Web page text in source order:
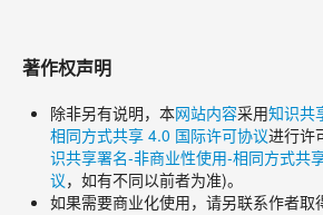
著作权声明
除非另有说明，本网站内容采用知识共
相同方式共享 4.0 国际许可协议进行许
识共享署名-非商业性使用-相同方式共
议，如有不同以前者为准)。
如果需要商业化使用，请另联系作者取